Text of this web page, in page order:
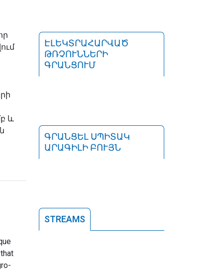
և
ԷԼԵԿՏՐԱՀԱՐՎԱԾ
ԹՌՉՈՒՆՆԵՐԻ
ԳՐԱՆՑՈՒՄ
ԳՐԱՆՑԵԼ ՍՊԻՏԱԿ
ԱՐԱԳԻԼԻ ԲՈՒՅՆ
STREAMS